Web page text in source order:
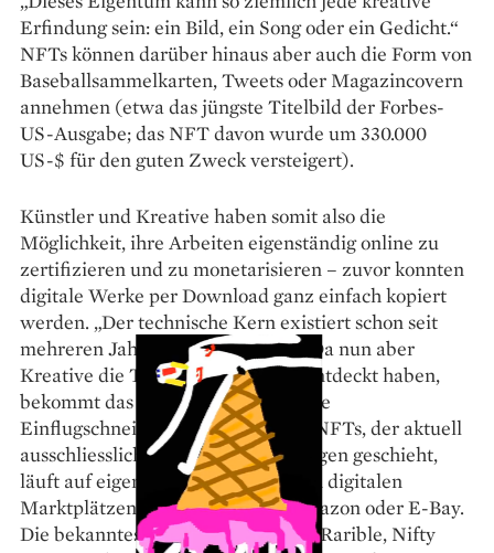
Erfindung sein: ein Bild, ein Song oder ein Gedicht.“
NFTs können darüber hinaus aber auch die Form von
Baseballsammelkarten, Tweets oder Magazincovern
annehmen (etwa das jüngste Titelbild der Forbes-
US-­Ausgabe; das NFT davon wurde um 330.000
US-$ für den guten Zweck versteigert).
Künstler und Kreative haben somit also die
Möglichkeit, ihre Arbeiten eigenständig online zu
zertifizieren und zu monetarisieren – zuvor konnten
digitale Werke per Download ganz einfach kopiert
werden. „Der technische Kern existiert schon seit
mehreren Jahren“, sagt Sandner. „Da nun aber
Kreative die Technologie für sich entdeckt haben,
bekommt das Thema eine ganz neue
Einflugschneise.“ Der Verkauf von NFTs, der aktuell
ausschliesslich über Krypto­währungen geschieht,
läuft auf eigens dafür vorgesehenen digitalen
Marktplätzen, vergleichbar mit Amazon oder E-Bay.
Die bekanntesten darunter heissen Rarible, Nifty